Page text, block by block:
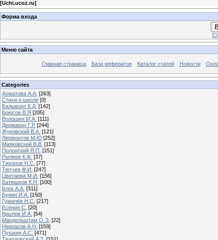
[Uchi.ucoz.ru]
Форма входа
Меню сайта
Главная страница База рефератов Каталог статей Новости
Categories
Ахматова А.А. [263]
Стихи о школе [0]
Бальмонт К.Д. [142]
Брюсов В.Я [205]
Волошин М.А. [111]
Державин Г.Р. [244]
Жуковский В.А. [121]
Лермонтов М.Ю [252]
Маяковский В.В. [113]
Полонский Я.П. [151]
Рылеев К.Ф. [37]
Тихонов Н.С. [77]
Тютчев Ф.И. [247]
Цветаева М.И. [156]
Батюшков К.Н. [100]
Блок А.А. [311]
Бунин И.А. [150]
Гумилёв Н.С. [217]
Есенин С. [20]
Крылов И.А. [54]
Мандельштам О.Э. [22]
Некрасов А.Н. [159]
Пушкин А.С. [471]